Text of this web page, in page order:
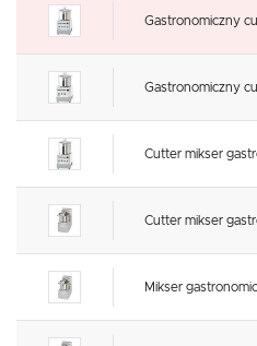
Gastronomiczny
Gastronomiczny
Cutter mikser
Cutter mikser
Mikser